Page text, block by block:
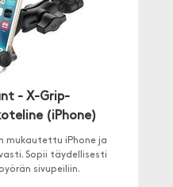
- X-Grip-
(iPhone)
mukautettu iPhone ja
Sopii täydellisesti
sivupeiliin.